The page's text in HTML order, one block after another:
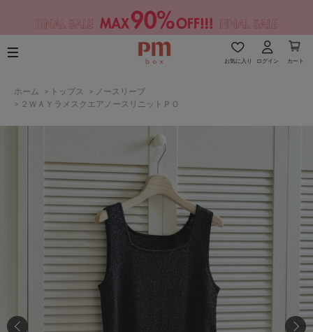
お気に入り ログイン カート
ホーム > トップス > ノースリーブ
> ２ＷＡＹラメスクエアノースリニットＰＯ